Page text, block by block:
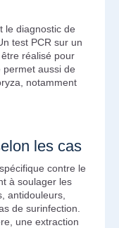
le diagnostic de
test PCR sur un
réalisé pour
permet aussi de
notamment
les cas
contre le
à soulager les
antidouleurs,
de surinfection.
une extraction